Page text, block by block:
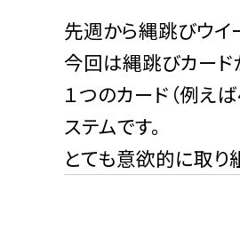
先週から縄跳びウイ
今回は縄跳びカード
１つのカード（例え
ステムです。
とても意欲的に取り